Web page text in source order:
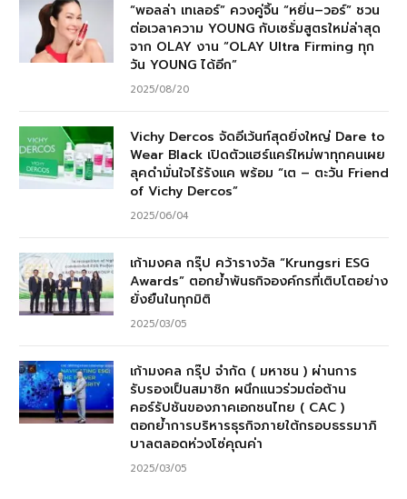
“พอลล่า เทเลอร์” ควงคู่จิ้น “หยิ่น–วอร์” ชวน
ต่อเวลาความ YOUNG กับเซรั่มสูตรใหม่ล่าสุด
จาก OLAY งาน “OLAY Ultra Firming ทุก
วัน YOUNG ได้อีก”
2025/08/20
Vichy Dercos จัดอีเว้นท์สุดยิ่งใหญ่ Dare to
Wear Black เปิดตัวแฮร์แคร์ใหม่พาทุกคนเผย
ลุคดำมั่นใจไร้รังแค พร้อม “เต – ตะวัน Friend
of Vichy Dercos”
2025/06/04
เก้ามงคล กรุ๊ป คว้ารางวัล “Krungsri ESG
Awards” ตอกย้ำพันธกิจองค์กรที่เติบโตอย่าง
ยั่งยืนในทุกมิติ
2025/03/05
เก้ามงคล กรุ๊ป จำกัด ( มหาชน ) ผ่านการ
รับรองเป็นสมาชิก ผนึกแนวร่วมต่อต้าน
คอร์รัปชันของภาคเอกชนไทย ( CAC )
ตอกย้ำการบริหารธุรกิจภายใต้กรอบธรรมาภิ
บาลตลอดห่วงโซ่คุณค่า
2025/03/05